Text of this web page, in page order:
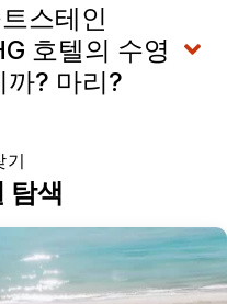
스테인
호텔의 수영
까? 마리?
기
탐색